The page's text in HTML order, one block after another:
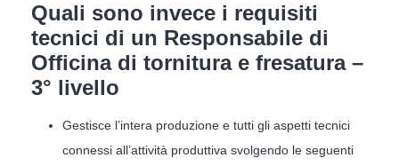
Quali sono invece i requisiti
tecnici di un Responsabile di
Officina di tornitura e fresatura –
3° livello
Gestisce l’intera produzione e tutti gli aspetti tecnici
connessi all’attività produttiva svolgendo le seguenti